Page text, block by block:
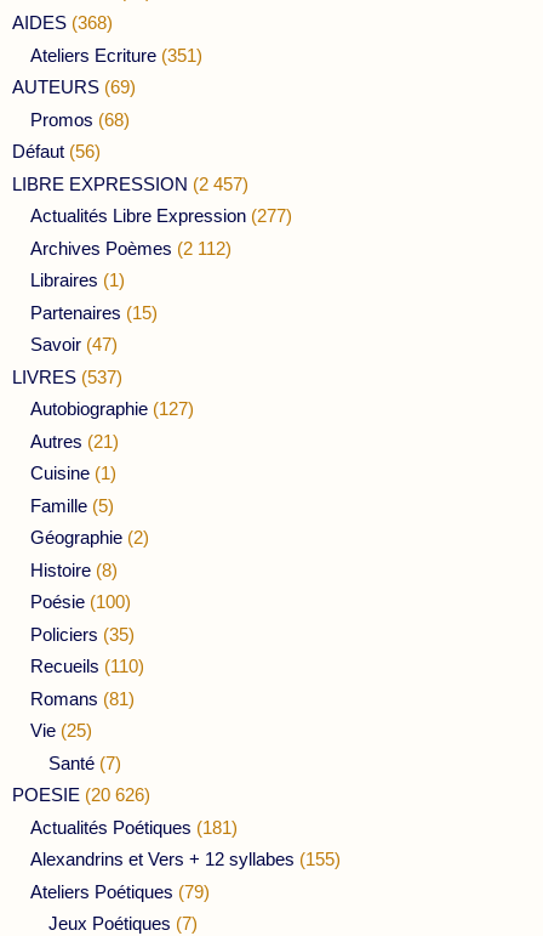
AIDES (368)
Ateliers Ecriture (351)
AUTEURS (69)
Promos (68)
Défaut (56)
LIBRE EXPRESSION (2 457)
Actualités Libre Expression (277)
Archives Poèmes (2 112)
Libraires (1)
Partenaires (15)
Savoir (47)
LIVRES (537)
Autobiographie (127)
Autres (21)
Cuisine (1)
Famille (5)
Géographie (2)
Histoire (8)
Poésie (100)
Policiers (35)
Recueils (110)
Romans (81)
Vie (25)
Santé (7)
POESIE (20 626)
Actualités Poétiques (181)
Alexandrins et Vers + 12 syllabes (155)
Ateliers Poétiques (79)
Jeux Poétiques (7)